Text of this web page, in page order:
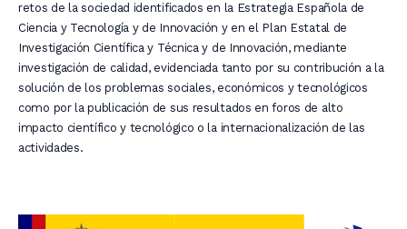
retos de la sociedad identificados en la Estrategia Española de
Ciencia y Tecnología y de Innovación y en el Plan Estatal de
Investigación Científica y Técnica y de Innovación, mediante
investigación de calidad, evidenciada tanto por su contribución a la
solución de los problemas sociales, económicos y tecnológicos
como por la publicación de sus resultados en foros de alto
impacto científico y tecnológico o la internacionalización de las
actividades.